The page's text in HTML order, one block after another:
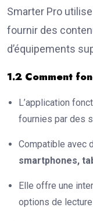
Smarter Pro
fournir des
d’équipements
1.2 Comment
L’application
fournies par des
Compatible avec
smartphones,
Elle offre une
options de